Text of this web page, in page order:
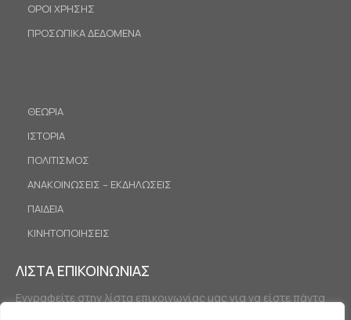
ΟΡΟΙ ΧΡΗΣΗΣ
ΠΡΟΣΩΠΙΚΑ ΔΕΔΟΜΕΝΑ
ΘΕΩΡΙΑ
ΙΣΤΟΡΙΑ
ΠΟΛΙΤΙΣΜΟΣ
ΑΝΑΚΟΙΝΩΣΕΙΣ – ΕΚΔΗΛΩΣΕΙΣ
ΠΑΙΔΕΙΑ
ΚΙΝΗΤΟΠΟΙΗΣΕΙΣ
ΛΙΣΤΑ ΕΠΙΚΟΙΝΩΝΙΑΣ
Εγγραφείτε στην λίστα επικοινωνίας μας για να είστε πάντα